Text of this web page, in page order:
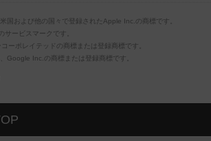
国および他の国々で登録されたApple Inc.の商標です。
ービスマークです。
ーポレイテッドの商標または登録商標です。
Google Inc.の商標または登録商標です。